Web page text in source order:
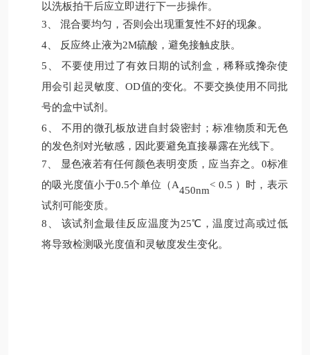
以洗板拍干后应立即进行下一步操作。
3、 混合要均匀，否则会出现重复性不好的现象。
4、
反应终止液为2M硫酸，避免接触皮肤。
5、 不要使用过了有效日期的试剂盒，稀释或搀杂使
用会引起灵敏度、OD值的变化。不要交换使用不同批
号的盒中试剂。
6、 不用的微孔板放进自封袋密封；标准物质和无色
的发色剂对光敏感，因此要避免直接暴露在光线下。
7、
显色液若有任何颜色表明变质，应当弃之。 0标准
的吸光度值小于0.5个单位（A450nm< 0.5 ）时 ，表示
试剂可能变质。
8、 该试剂盒最佳反应温度为25℃ ，温度过高或过低
将导致检测吸光度值和灵敏度发生变化。